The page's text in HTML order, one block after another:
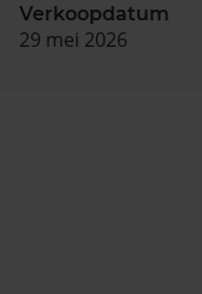
Verkoopdatum
29 mei 2026